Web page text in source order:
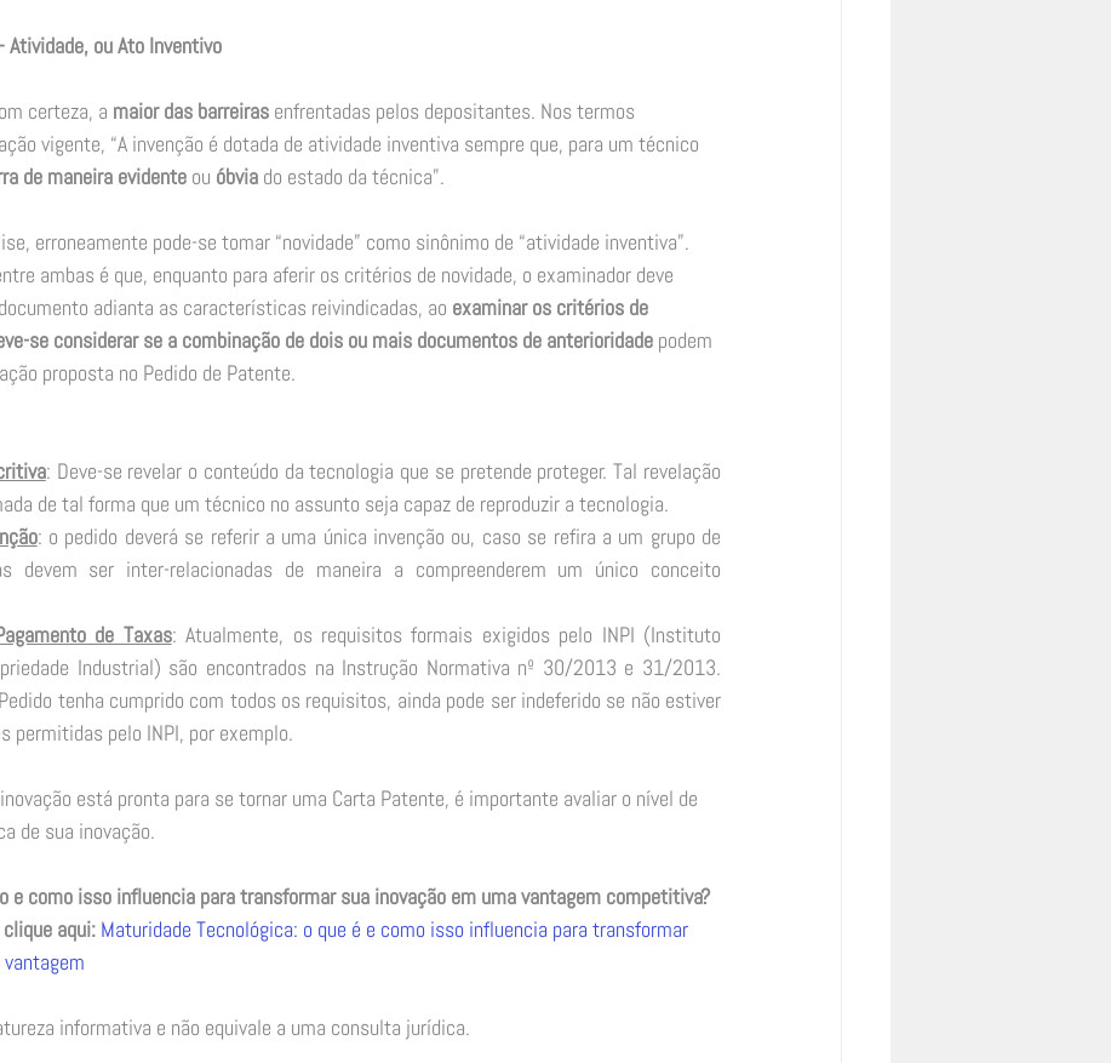
ou Ato Inventivo
certeza, a maior das barreiras enfrentadas pelos depositantes. Nos termos
vigente, “A invenção é dotada de atividade inventiva sempre que, para um técnico
de maneira evidente ou óbvia do estado da técnica”.
erroneamente pode-se tomar “novidade” como sinônimo de “atividade inventiva”.
ambas é que, enquanto para aferir os critérios de novidade, o examinador deve
adianta as características reivindicadas, ao examinar os critérios de
se considerar se a combinação de dois ou mais documentos de anterioridade podem
proposta no Pedido de Patente.
: Deve-se revelar o conteúdo da tecnologia que se pretende proteger. Tal revelação
de tal forma que um técnico no assunto seja capaz de reproduzir a tecnologia.
: o pedido deverá se referir a uma única invenção ou, caso se refira a um grupo de
devem ser inter-relacionadas de maneira a compreenderem um único conceito
de Taxas: Atualmente, os requisitos formais exigidos pelo INPI (Instituto
Industrial) são encontrados na Instrução Normativa nº 30/2013 e 31/2013.
tenha cumprido com todos os requisitos, ainda pode ser indeferido se não estiver
permitidas pelo INPI, por exemplo.
está pronta para se tornar uma Carta Patente, é importante avaliar o nível de
de sua inovação.
e como isso influencia para transformar sua inovação em uma vantagem competitiva?
aqui: Maturidade Tecnológica: o que é e como isso influencia para transformar
informativa e não equivale a uma consulta jurídica.